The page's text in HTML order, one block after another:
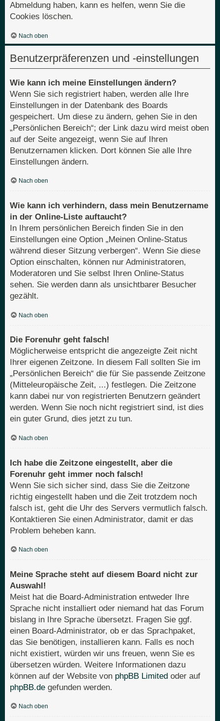
Abmeldung haben, kann es helfen, wenn Sie die
Cookies löschen.
Nach oben
Benutzerpräferenzen und -einstellungen
Wie kann ich meine Einstellungen ändern?
Wenn Sie sich registriert haben, werden alle Ihre
Einstellungen in der Datenbank des Boards
gespeichert. Um diese zu ändern, gehen Sie in den
„Persönlichen Bereich“; der Link dazu wird meist oben
auf der Seite angezeigt, wenn Sie auf Ihren
Benutzernamen klicken. Dort können Sie alle Ihre
Einstellungen ändern.
Nach oben
Wie kann ich verhindern, dass mein Benutzername
in der Online-Liste auftaucht?
In Ihrem persönlichen Bereich finden Sie in den
Einstellungen eine Option „Meinen Online-Status
während dieser Sitzung verbergen“. Wenn Sie diese
Option einschalten, können nur Administratoren,
Moderatoren und Sie selbst Ihren Online-Status
sehen. Sie werden dann als unsichtbarer Besucher
gezählt.
Nach oben
Die Forenuhr geht falsch!
Möglicherweise entspricht die angezeigte Zeit nicht
Ihrer eigenen Zeitzone. In diesem Fall sollten Sie im
„Persönlichen Bereich“ die für Sie passende Zeitzone
(Mitteleuropäische Zeit, ...) festlegen. Die Zeitzone
kann dabei nur von registrierten Benutzern geändert
werden. Wenn Sie noch nicht registriert sind, ist dies
ein guter Grund, dies jetzt zu tun.
Nach oben
Ich habe die Zeitzone eingestellt, aber die
Forenuhr geht immer noch falsch!
Wenn Sie sich sicher sind, dass Sie die Zeitzone
richtig eingestellt haben und die Zeit trotzdem noch
falsch ist, geht die Uhr des Servers vermutlich falsch.
Kontaktieren Sie einen Administrator, damit er das
Problem beheben kann.
Nach oben
Meine Sprache steht auf diesem Board nicht zur
Auswahl!
Meist hat die Board-Administration entweder Ihre
Sprache nicht installiert oder niemand hat das Forum
bislang in Ihre Sprache übersetzt. Fragen Sie ggf.
einen Board-Administrator, ob er das Sprachpaket,
das Sie benötigen, installieren kann. Falls es noch
nicht existiert, würden wir uns freuen, wenn Sie es
übersetzen würden. Weitere Informationen dazu
können auf der Website von phpBB Limited oder auf
phpBB.de gefunden werden.
Nach oben